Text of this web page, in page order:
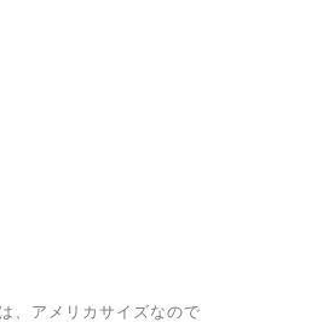
、アメリカサイズなので